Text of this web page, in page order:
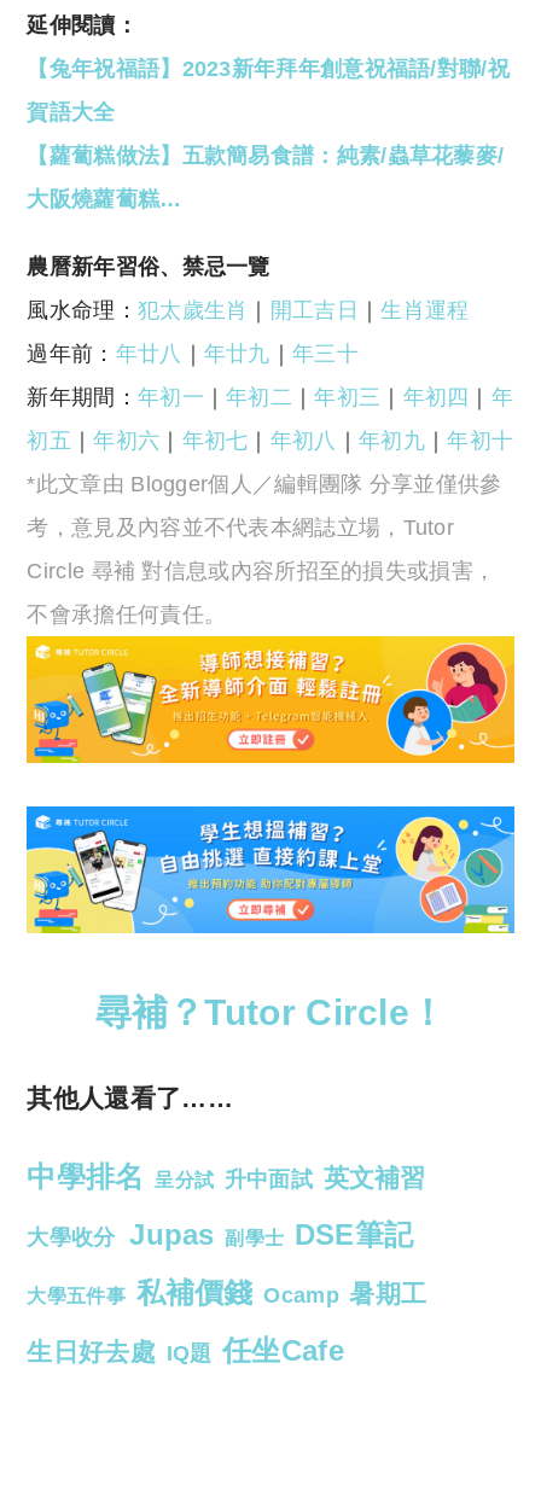
延伸閱讀：
【兔年祝福語】2023新年拜年創意祝福語/對聯/祝
賀語大全
【蘿蔔糕做法】五款簡易食譜：純素/蟲草花藜麥/
大阪燒蘿蔔糕…
農曆新年習俗、禁忌一覽
風水命理： 犯太歲生肖 開工吉日 ｜生肖運程
過年前： 年廿八 年廿九 ｜年三十
新年期間： 年初一 ｜年初二 ｜年初三 年初四
年
初五 ｜年初六 年初七 年初八 年初九｜年初十
*此文章由 Blogger個人／編輯團隊 分享並僅供參
考，意見及內容並不代表本網誌立場，Tutor
Circle 尋補 對信息或內容所招至的損失或損害，
不會承擔任何責任。
尋補？Tutor Circle！
其他人還看了……
中學排名 呈分試 升中面試 英文補習
大學收分 Jupas 副學士 DSE筆記
大學五件事 私補價錢 Ocamp 暑期工
生日好去處 IQ題 任坐Cafe